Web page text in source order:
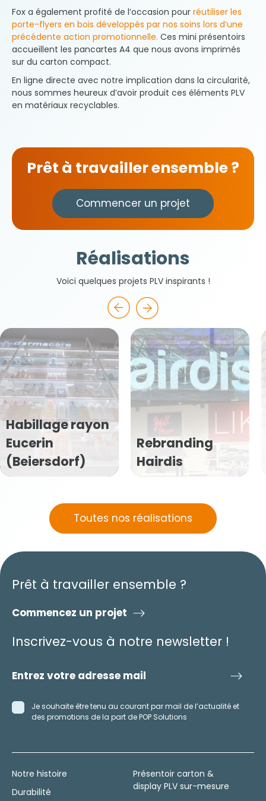
Fox a également profité de l’occasion pour réutiliser les
porte-flyers en bois développés par nos soins lors d’une
précédente action promotionnelle. Ces mini présentoirs
accueillent les pancartes A4 que nous avons imprimés
sur du carton compact.
En ligne directe avec notre implication dans la circularité,
nous sommes heureux d’avoir produit ces éléments PLV
en matériaux recyclables.
Prêt à travailler ensemble ?
Commencer un projet
Réalisations
Voici quelques projets PLV inspirants !
Hairdis
Vitrophanie
Vinoperfect
Toutes nos réalisations
Prêt à travailler ensemble ?
Commencez un projet
Inscrivez-vous à notre newsletter !
Je souhaite être tenu au courant par mail de l’actualité et
des promotions de la part de POP Solutions
Notre histoire
Durabilité
Présentoir carton &
display PLV sur-mesure